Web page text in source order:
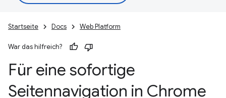
Startseite Docs Web Platform
War das hilfreich?
Für eine sofortige
Seitennavigation in Chrome